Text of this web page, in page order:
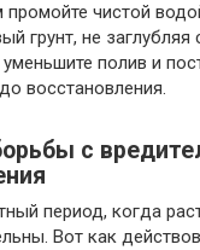
чистой
грунт, не заглубляя
полив и
восстановления.
с
период, когда
Вот как